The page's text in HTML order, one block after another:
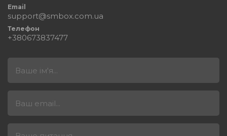
Email
support@smbox.com.ua
Телефон
+380673837477